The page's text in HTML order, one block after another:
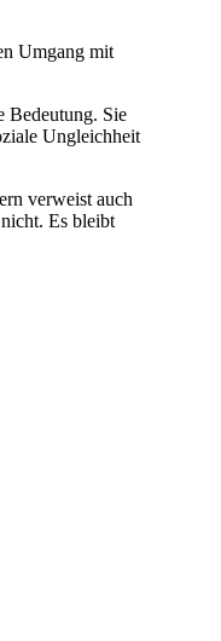
Umgang mit
Bedeutung. Sie
Ungleichheit
verweist auch
Es bleibt